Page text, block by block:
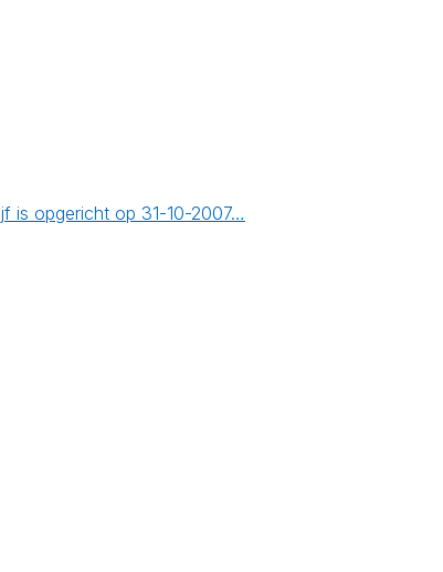
is opgericht op 31-10-2007…